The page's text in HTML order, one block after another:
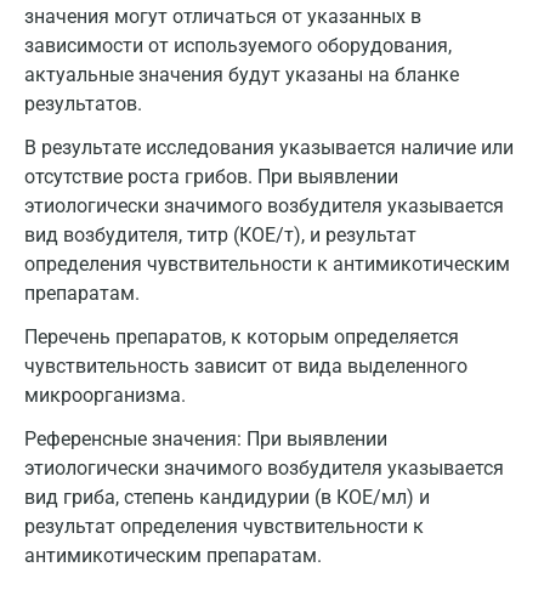
значения могут отличаться от указанных в
зависимости от используемого оборудования,
актуальные значения будут указаны на бланке
результатов.
В результате исследования указывается наличие или
отсутствие роста грибов. При выявлении
этиологически значимого возбудителя указывается
вид возбудителя, титр (КОЕ/т), и результат
определения чувствительности к антимикотическим
препаратам.
Перечень препаратов, к которым определяется
чувствительность зависит от вида выделенного
микроорганизма.
Референсные значения: При выявлении
этиологически значимого возбудителя указывается
вид гриба, степень кандидурии (в КОЕ/мл) и
результат определения чувствительности к
антимикотическим препаратам.
Балашиха
Барнаул
Брянск
Великий Новгород
Видное
Владимир
Волгоград
Волжский
Вологда
Воронеж
Всеволожск
Гатчина